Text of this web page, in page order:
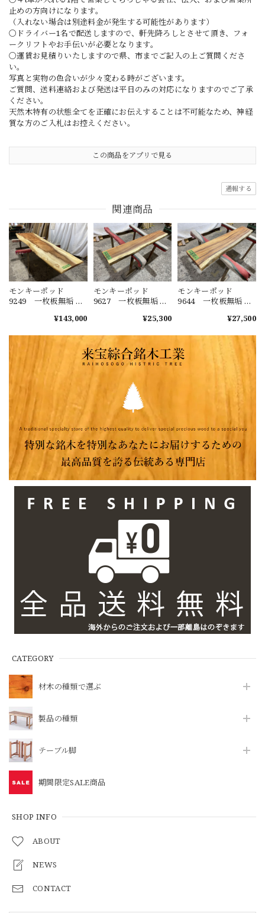
CATEGORY
材木の種類で選ぶ
製品の種類
テーブル脚
期間限定SALE商品
SHOP INFO
ABOUT
NEWS
CONTACT
止めの方向けになります。
（入れない場合は別途料金が発生する可能性があります）
〇ドライバー1名で配送しますので、軒先降ろしとさせて頂き、フォ
ークリフトやお手伝いが必要となります。
〇運賃お見積りいたしますので県、市までご記入の上ご質問くださ
い。
写真と実物の色合いが少々変わる時がございます。
ご質問、送料連絡および発送は平日のみの対応になりますのでご了承
ください。
天然木特有の状態全てを正確にお伝えすることは不可能なため、神経
質な方のご入札はお控えください。
この商品をアプリで見る
通報する
関連商品
モンキーポッド
9249 一枚板無垢 乾
ｘ43mm 天板のみ
ーテーブル ダイニ
ングテーブル
¥143,000
モンキーポッド
9627 一枚板無垢 乾
ｘ40mm カウンタ
ル ダイニングテー
ブル
¥25,300
モンキーポッド
9644 一枚板無垢 乾
ｘ50mm カウンタ
ル ダイニングテー
ブル
¥27,500